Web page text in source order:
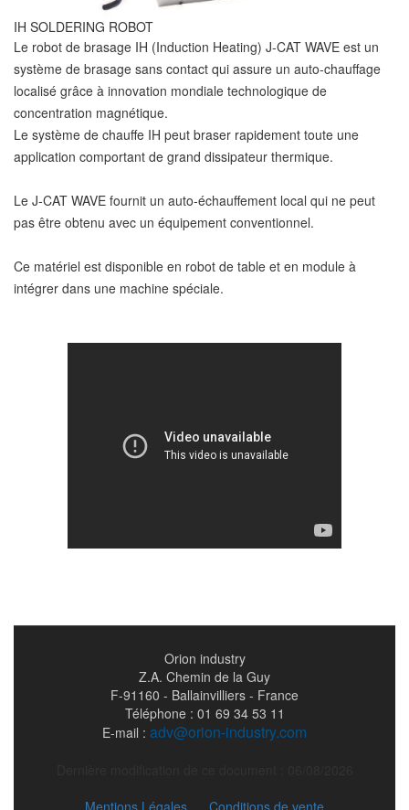
IH SOLDERING ROBOT
Le robot de brasage IH (Induction Heating) J-CAT WAVE est un
système de brasage sans contact qui assure un auto-chauffage
localisé grâce à innovation mondiale technologique de
concentration magnétique.
Le système de chauffe IH peut braser rapidement toute une
application comportant de grand dissipateur thermique.
Le J-CAT WAVE fournit un auto-échauffement local qui ne peut
pas être obtenu avec un équipement conventionnel.
Ce matériel est disponible en robot de table et en module à
intégrer dans une machine spéciale.
Orion industry
Z.A. Chemin de la Guy
F-91160 - Ballainvilliers - France
Téléphone : 01 69 34 53 11
E-mail : adv@orion-industry.com
Mentions Légales
Conditions de vente